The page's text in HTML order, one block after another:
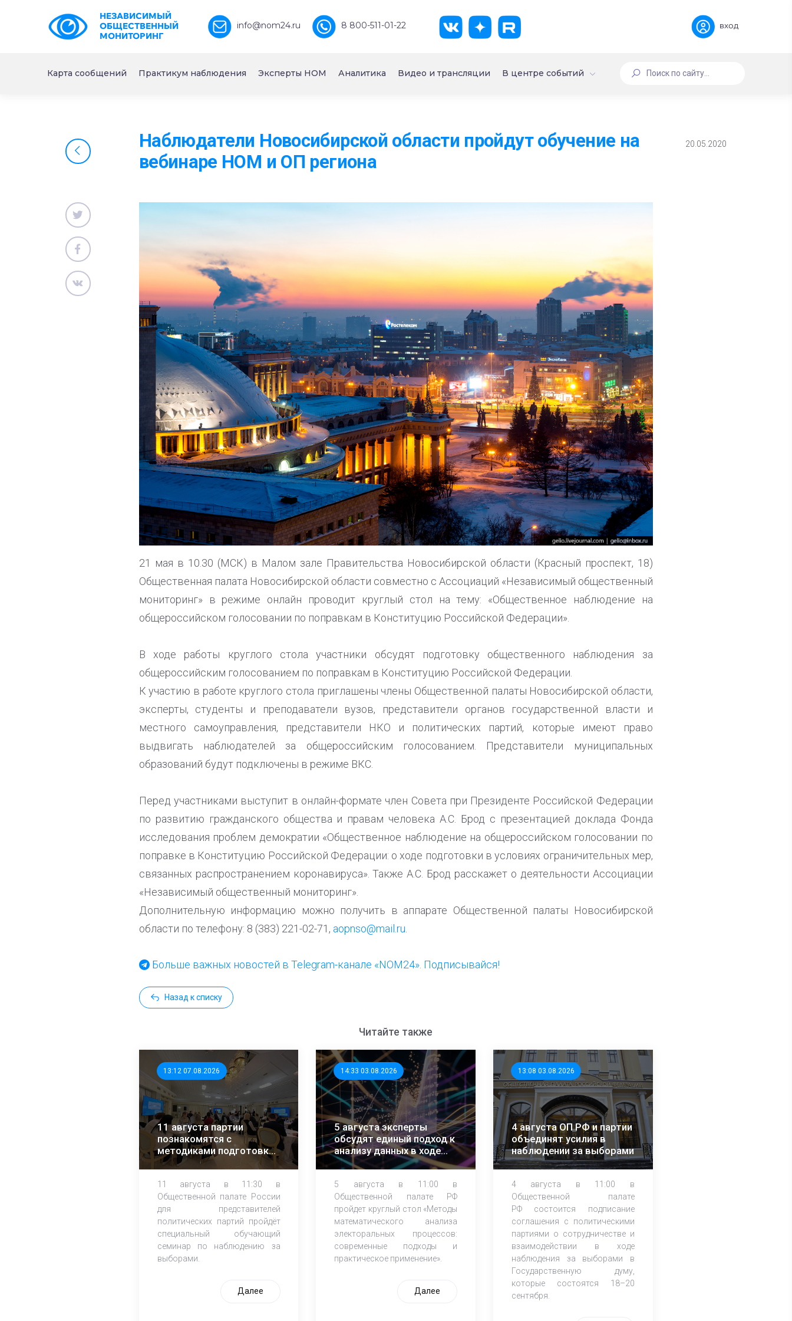
НЕЗАВИСИМЫЙ
ОБЩЕСТВЕННЫЙ
МОНИТОРИНГ
info@nom24.ru 8 800-511-01-22 вход
Карта сообщений Практикум наблюдения Эксперты НОМ Аналитика Видео и трансляции В центре событий
Наблюдатели Новосибирской области пройдут обучение на
вебинаре НОМ и ОП региона
20.05.2020
21 мая в 10.30 (МСК) в Малом зале Правительства Новосибирской области (Красный проспект, 18)
Общественная палата Новосибирской области совместно с Ассоциаций «Независимый общественный
мониторинг» в режиме онлайн проводит круглый стол на тему: «Общественное наблюдение на
общероссийском голосовании по поправкам в Конституцию Российской Федерации».
В ходе работы круглого стола участники обсудят подготовку общественного наблюдения за
общероссийским голосованием по поправкам в Конституцию Российской Федерации.
К участию в работе круглого стола приглашены члены Общественной палаты Новосибирской области,
эксперты, студенты и преподаватели вузов, представители органов государственной власти и
местного самоуправления, представители НКО и политических партий, которые имеют право
выдвигать наблюдателей за общероссийским голосованием. Представители муниципальных
образований будут подключены в режиме ВКС.
Перед участниками выступит в онлайн-формате член Совета при Президенте Российской Федерации
по развитию гражданского общества и правам человека А.С. Брод с презентацией доклада Фонда
исследования проблем демократии «Общественное наблюдение на общероссийском голосовании по
поправке в Конституцию Российской Федерации: о ходе подготовки в условиях ограничительных мер,
связанных распространением коронавируса». Также А.С. Брод расскажет о деятельности Ассоциации
«Независимый общественный мониторинг».
Дополнительную информацию можно получить в аппарате Общественной палаты Новосибирской
области по телефону: 8 (383) 221-02-71, aopnso@mail.ru
Больше важных новостей в Telegram-канале «NOM24». Подписывайся!
Назад к списку
Читайте также
13:12 07.08.2026
11 августа партии
познакомятся с
методиками подготовки
независимых
11 августа в 11:30 в
Общественной палате России
для представителей
политических партий пройдёт
специальный обучающий
семинар по наблюдению за
выборами.
Далее
14:33 03.08.2026
5 августа эксперты
обсудят единый подход к
анализу данных в ходе
ЕДГ-2026
5 августа в 11:00 в
Общественной палате РФ
пройдет круглый стол «Методы
математического анализа
электоральных процессов:
современные подходы и
практическое применение».
Далее
13:08 03.08.2026
4 августа ОП РФ и партии
объединят усилия в
наблюдении за выборами
4 августа в 11:00 в
Общественной палате
РФ состоится подписание
соглашения с политическими
партиями о сотрудничестве и
взаимодействии в ходе
наблюдения за выборами в
Государственную думу,
которые состоятся 18–20
сентября.